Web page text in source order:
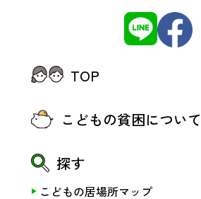
TOP
こどもの貧困について
探す
こどもの居場所マップ